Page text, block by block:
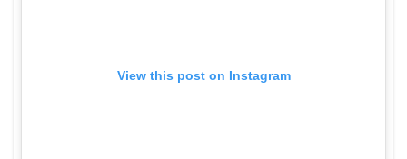
View this post on Instagram